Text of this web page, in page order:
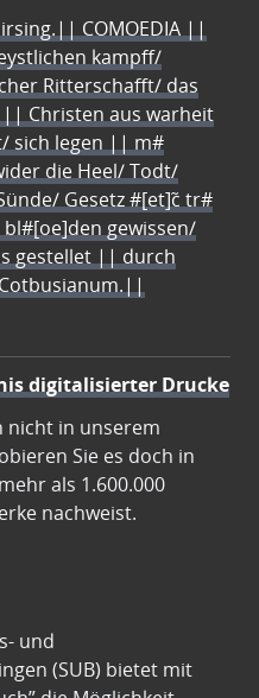
COMOEDIA ||
kampff/
Ritterschafft/ das
|| Christen aus warheit
sich legen || m#
die Heel/ Todt/
Gesetz #[et]c̃ tr#
gewissen/
gestellet || durch
digitalisierter Drucke
nicht in unserem
Sie es doch in
als 1.600.000
nachweist.
und
(SUB) bietet mit